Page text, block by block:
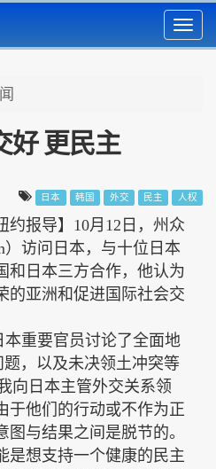
好 更民主
日本 韩国 外交 民主 人权
约报导】 10月12日， 州 众
）访问日本，与十位日本
和日本三方合作，他认为
的亚洲和促进国际社会交
本重要官员讨论了全面地
题，以及未决领土冲突等
向日本主管外交关系领
于他们的行动或不作为正
与结果之间是脱节的。
是想支持一个健康的民主